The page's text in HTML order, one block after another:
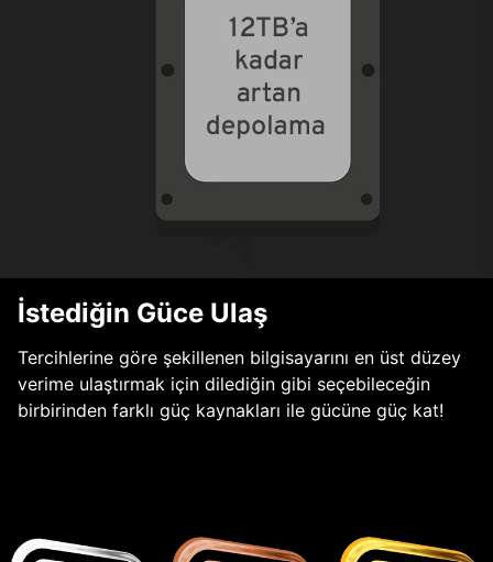
İstediğin Güce Ulaş
Tercihlerine göre şekillenen bilgisayarını en üst düzey
verime ulaştırmak için dilediğin gibi seçebileceğin
birbirinden farklı güç kaynakları ile gücüne güç kat!